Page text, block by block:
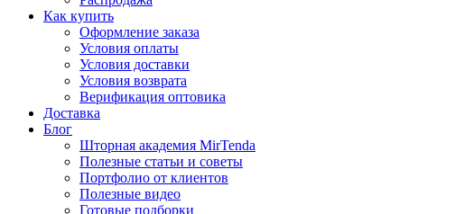
Как купить
Оформление заказа
Условия оплаты
Условия доставки
Условия возврата
Верификация оптовика
Доставка
Блог
Шторная академия MirTenda
Полезные статьи и советы
Портфолио от клиентов
Полезные видео
Готовые подборки